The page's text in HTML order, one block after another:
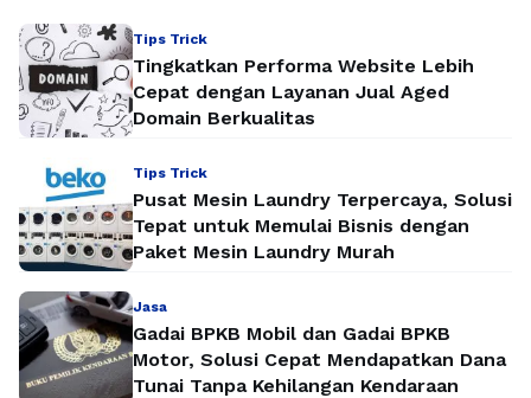
Tips Trick
Tingkatkan Performa Website Lebih
Cepat dengan Layanan Jual Aged
Domain Berkualitas
Tips Trick
Pusat Mesin Laundry Terpercaya, Solusi
Tepat untuk Memulai Bisnis dengan
Paket Mesin Laundry Murah
Jasa
Gadai BPKB Mobil dan Gadai BPKB
Motor, Solusi Cepat Mendapatkan Dana
Tunai Tanpa Kehilangan Kendaraan